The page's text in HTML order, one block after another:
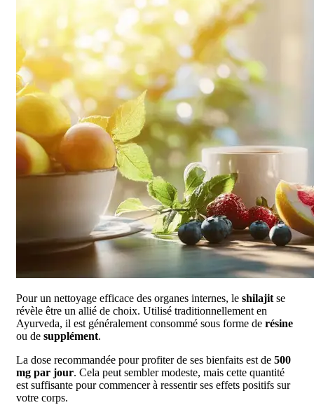
Pour un nettoyage efficace des organes internes, le shilajitse
révèle être un allié de choix. Utilisé traditionnellement en
Ayurveda, il est généralement consommé sous forme de résine
ou de supplément.
La dose recommandée pour profiter de ses bienfaits est de 500
mg par jour. Cela peut sembler modeste, mais cette quantité
est suffisante pour commencer à ressentir ses effets positifs sur
votre corps.